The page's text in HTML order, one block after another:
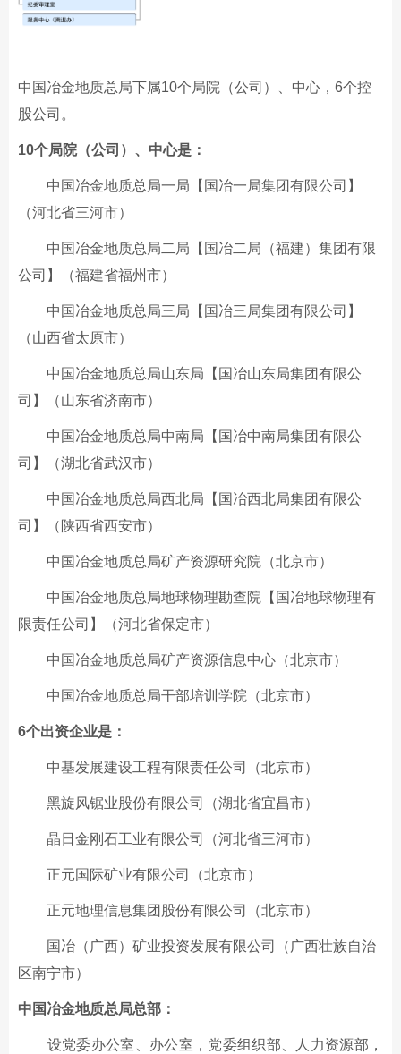
中国冶金地质总局下属10个局院（公司）、中心，6个控
股公司。
10个局院（公司）、中心是：
中国冶金地质总局一局【国冶一局集团有限公司】
（河北省三河市）
中国冶金地质总局二局【国冶二局（福建）集团有限
公司】（福建省福州市）
中国冶金地质总局三局【国冶三局集团有限公司】
（山西省太原市）
中国冶金地质总局山东局【国冶山东局集团有限公
司】（山东省济南市）
中国冶金地质总局中南局【国冶中南局集团有限公
司】（湖北省武汉市）
中国冶金地质总局西北局【国冶西北局集团有限公
司】（陕西省西安市）
中国冶金地质总局矿产资源研究院（北京市）
中国冶金地质总局地球物理勘查院【国冶地球物理有
限责任公司】（河北省保定市）
中国冶金地质总局矿产资源信息中心（北京市）
中国冶金地质总局干部培训学院（北京市）
6个出资企业是：
中基发展建设工程有限责任公司（北京市）
黑旋风锯业股份有限公司（湖北省宜昌市）
晶日金刚石工业有限公司（河北省三河市）
正元国际矿业有限公司（北京市）
正元地理信息集团股份有限公司（北京市）
国冶（广西）矿业投资发展有限公司（广西壮族自治
区南宁市）
中国冶金地质总局总部：
设党委办公室、办公室，党委组织部、人力资源部，